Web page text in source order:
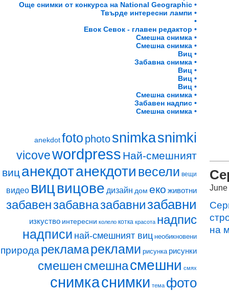
на
Още снимки от конкурса на National Geographic •
Твърде интересни лампи •
•
Евок Севок - главен редактор •
Смешна снимка •
Смешна снимка •
Виц •
Забавна снимка •
Виц •
Виц •
Виц •
Смешна снимка •
Забавен надпис •
Смешна снимка •
anekdotfoto photosnimkasnimki
vicovewordpress Най-смешният
вицанекдотанекдоти весели вещи
видео вицвицове дизайн дом еко животни
забавензабавназабавнизабавни
изкуство интересни колело котка красота надпис
надписи най-смешният виц необикновени
природа рекламареклами рисунка рисунки
смешенсмешнасмешни смях
снимкаснимки тема фото